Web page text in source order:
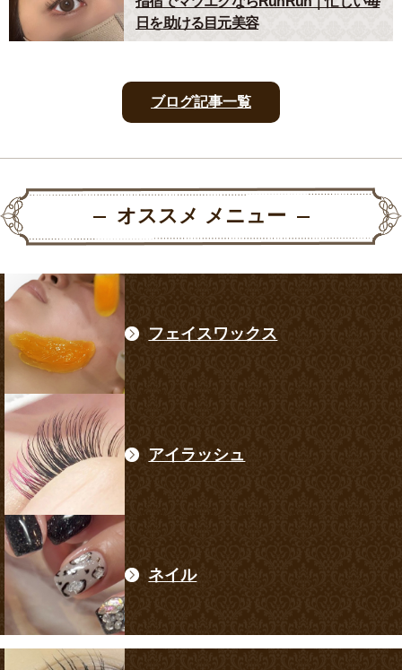
日を助ける目元美容
ブログ記事一覧
オススメ メニュー
フェイスワックス
アイラッシュ
ネイル